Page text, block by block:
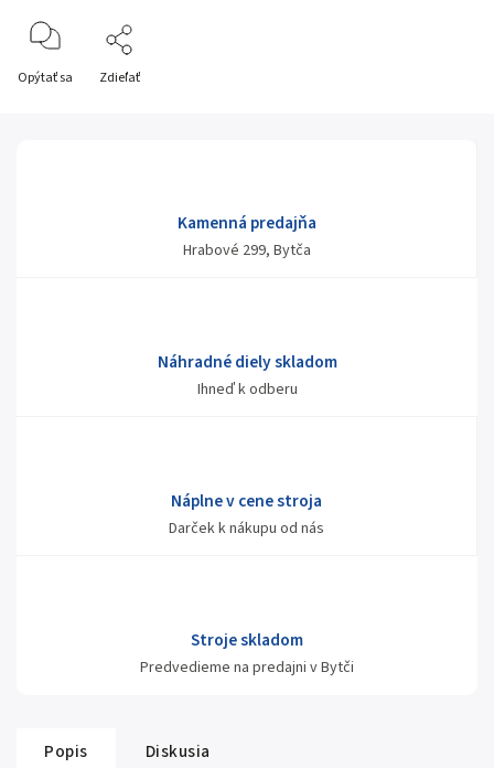
Opýtať sa Zdieľať
Kamenná predajňa
Hrabové 299, Bytča
Náhradné diely skladom
Ihneď k odberu
Náplne v cene stroja
Darček k nákupu od nás
Stroje skladom
Predvedieme na predajni v Bytči
Popis Diskusia